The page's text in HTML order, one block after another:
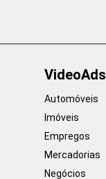
VideoAds
Automóveis
Imóveis
Empregos
Mercadorias
Negócios